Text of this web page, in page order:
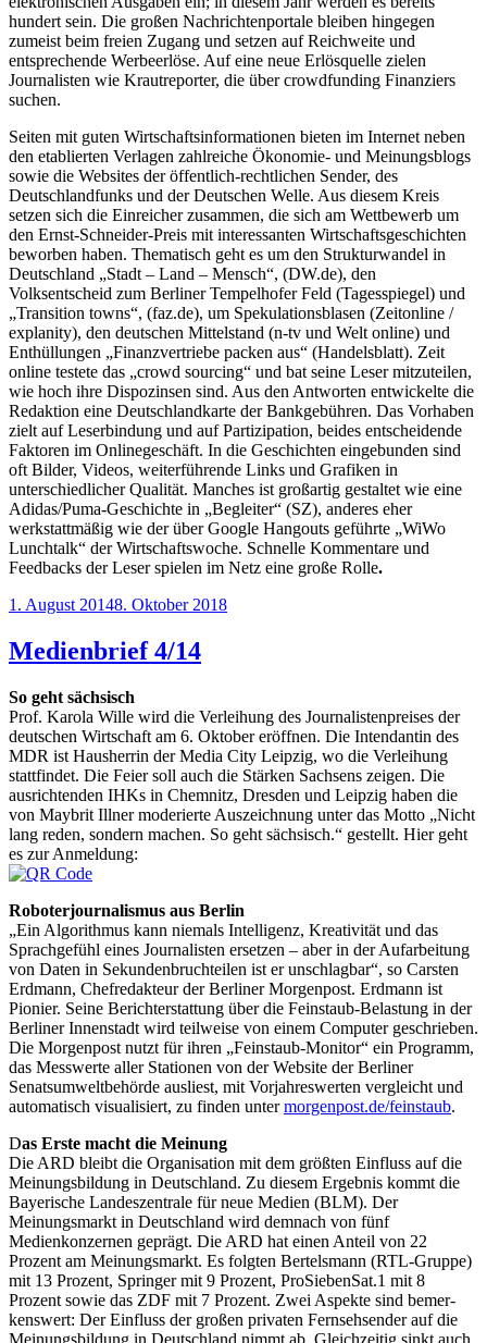
hundert sein. Die großen Nachrichtenportale bleiben hingegen
zumeist beim freien Zugang und setzen auf Reichweite und
entsprechende Werbeerlöse. Auf eine neue Erlösquelle zielen
Journalisten wie Krautreporter, die über crowdfunding Finanziers
suchen.
Seiten mit guten Wirtschaftsinformationen bieten im Internet neben
den etablierten Verlagen zahlreiche Ökonomie- und Meinungsblogs
sowie die Websites der öffentlich-rechtlichen Sender, des
Deutschlandfunks und der Deutschen Welle. Aus diesem Kreis
setzen sich die Einreicher zusammen, die sich am Wettbewerb um
den Ernst-Schneider-Preis mit interessanten Wirtschaftsgeschichten
beworben haben. Thematisch geht es um den Strukturwandel in
Deutschland „Stadt – Land – Mensch“, (DW.de), den
Volksentscheid zum Berliner Tempelhofer Feld (Tagesspiegel) und
„Transition towns“, (faz.de), um Spekulationsblasen (Zeitonline /
explanity), den deutschen Mittelstand (n-tv und Welt online) und
Enthüllungen „Finanzvertriebe packen aus“ (Handelsblatt). Zeit
online testete das „crowd sourcing“ und bat seine Leser mitzuteilen,
wie hoch ihre Dispozinsen sind. Aus den Antworten entwickelte die
Redaktion eine Deutschlandkarte der Bankgebühren. Das Vorhaben
zielt auf Leserbindung und auf Partizipation, beides entscheidende
Faktoren im Onlinegeschäft. In die Geschichten eingebunden sind
oft Bilder, Videos, weiterführende Links und Grafiken in
unterschiedlicher Qualität. Manches ist großartig gestaltet wie eine
Adidas/Puma-Geschichte in „Begleiter“ (SZ), anderes eher
werkstattmäßig wie der über Google Hangouts geführte „WiWo
Lunchtalk“ der Wirtschaftswoche. Schnelle Kommentare und
Feedbacks der Leser spielen im Netz eine große Rolle.
Veröffentlicht
1. August 20148. Oktober 2018
Medienbrief 4/14
So geht sächsisch
Prof. Karola Wille wird die Verleihung des Journalistenpreises der
deutschen Wirtschaft am 6. Oktober eröffnen. Die Intendantin des
MDR ist Hausherrin der Media City Leipzig, wo die Verleihung
stattfindet. Die Feier soll auch die Stärken Sachsens zeigen. Die
ausrichtenden IHKs in Chemnitz, Dresden und Leipzig haben die
von Maybrit Illner moderierte Auszeichnung unter das Motto „Nicht
lang reden, sondern machen. So geht sächsisch.“ gestellt. Hier geht
es zur Anmeldung:
Roboterjournalismus aus Berlin
„Ein Algorithmus kann niemals Intelligenz, Kreativität und das
Sprachgefühl eines Journalisten ersetzen – aber in der Aufarbeitung
von Daten in Sekundenbruchteilen ist er unschlagbar“, so Carsten
Erdmann, Chefredakteur der Berliner Morgenpost. Erdmann ist
Pionier. Seine Berichterstattung über die Feinstaub-Belastung in der
Berliner Innenstadt wird teilweise von einem Computer geschrieben.
Die Morgenpost nutzt für ihren „Feinstaub-Monitor“ ein Programm,
das Messwerte aller Stationen von der Website der Berliner
Senatsumweltbehörde ausliest, mit Vorjahreswerten vergleicht und
automatisch visu­a­lisiert, zu finden untermorgenpost.de/feinstaub.
Das Erste macht die Meinung
Die ARD bleibt die Organisation mit dem größten Einfluss auf die
Meinungsbildung in Deutschland. Zu diesem Ergebnis kommt die
Bayerische Landeszentrale für neue Medien (BLM). Der
Meinungsmarkt in Deutschland wird demnach von fünf
Medienkonzernen geprägt. Die ARD hat einen Anteil von 22
Prozent am Meinungsmarkt. Es folgten Bertelsmann (RTL-Gruppe)
mit 13 Prozent, Sprin­­ger mit 9 Prozent, ProSiebenSat.1 mit 8
Prozent sowie das ZDF mit 7 Prozent. Zwei Aspekte sind bemer­
kenswert: Der Einfluss der großen privaten Fernsehsen­der auf die
Meinungsbildung in Deutschland nimmt ab. Gleichzeitig sinkt auch